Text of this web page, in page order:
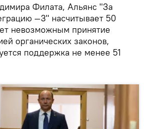
Филата, Альянс "За
—3" насчитывает 50
невозможным принятие
органических законов,
поддержка не менее 51